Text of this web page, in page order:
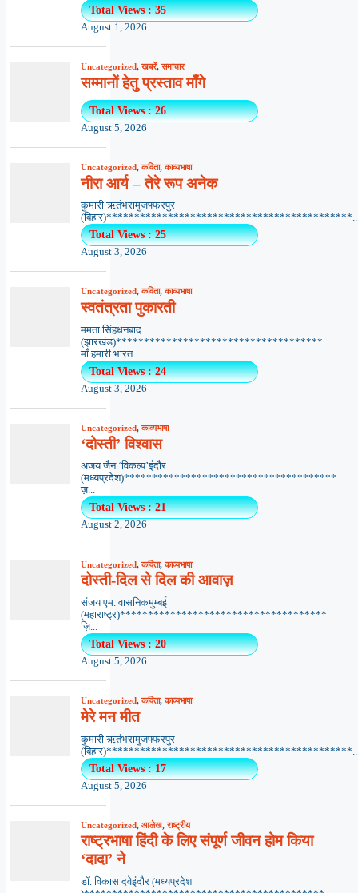
Total Views : 35
August 1, 2026
Uncategorized,खबरें,समाचार
सम्मानों हेतु प्रस्ताव माँगे
Total Views : 26
August 5, 2026
Uncategorized,कविता,काव्यभाषा
नीरा आर्य – तेरे रूप अनेक
कुमारी ऋतंभरामुजफ्फरपुर
Total Views : 25
August 3, 2026
Uncategorized,कविता,काव्यभाषा
स्वतंत्रता पुकारती
ममता सिंहधनबाद
(झारखंड)*************************************
माँ हमारी भारत...
Total Views : 24
August 3, 2026
Uncategorized,काव्यभाषा
‘दोस्ती’ विश्वास
अजय जैन ‘विकल्प’इंदौर
(मध्यप्रदेश)**************************************
ज़...
Total Views : 21
August 2, 2026
Uncategorized,कविता,काव्यभाषा
दोस्ती-दिल से दिल की आवाज़
संजय एम. वासनिकमुम्बई
(महाराष्ट्र)*************************************
ज़ि...
Total Views : 20
August 5, 2026
Uncategorized,कविता,काव्यभाषा
मेरे मन मीत
कुमारी ऋतंभरामुजफ्फरपुर
Total Views : 17
August 5, 2026
Uncategorized, आलेख,राष्ट्रीय
राष्ट्रभाषा हिंदी के लिए संपूर्ण जीवन होम किया
‘दादा’ ने
डॉ. विकास दवेइंदौर (मध्यप्रदेश